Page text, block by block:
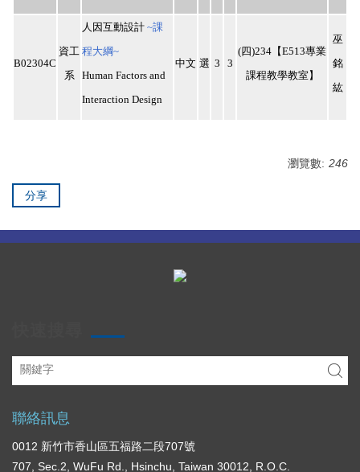
B02304C
資工
系
人因互動設計 ~課
程大綱~
Human Factors and
Interaction Design
中文 選 3 3
(四)234 【E513專業
課程教學教室】
巫
銘
紘
瀏覽數: 246
分享
聯絡訊息
0012 新竹市香山區五福路二段707號
707, Sec.2, WuFu Rd., Hsinchu, Taiwan 30012, R.O.C.